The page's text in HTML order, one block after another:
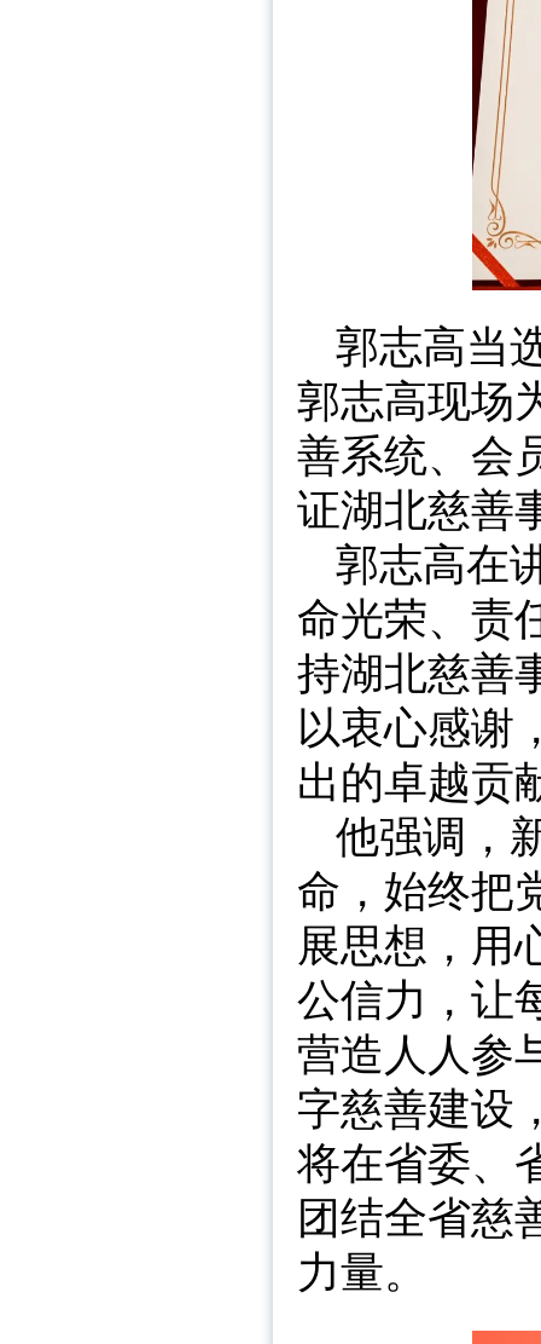
郭志高当
郭志高现场
善系统、会
证湖北慈善
郭志高在
命光荣、责
持湖北慈善
以衷心感谢
出的卓越贡
他强调，
命，始终把
展思想，用
公信力，让
营造人人参
字慈善建设
将在省委、
团结全省慈
力量。